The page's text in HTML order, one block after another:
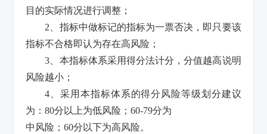
目的实际情况进行调整；
2 、指标中做标记的指标为一票否决，即只要该
指标不合格即认为存在高风险；
3 、本指标体系采用得分法计分，分值越高说明
风险越小；
4 、采用本指标体系的得分风险等级划分建议
为：80分以上为低风险；60-79分为
中风险；60分以下为高风险。